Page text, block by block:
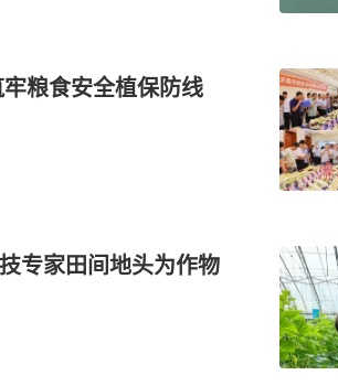
粮食安全植保防线
专家田间地头为作物